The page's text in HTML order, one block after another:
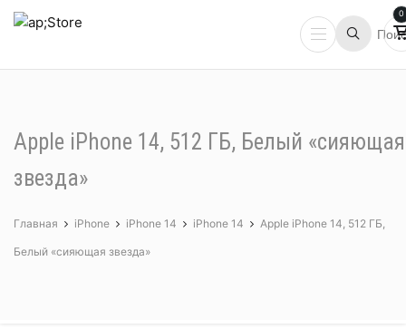
0
Apple iPhone 14, 512 ГБ, Белый «сияющая
звезда»
Главная iPhone iPhone 14 iPhone 14 Apple iPhone 14, 512 ГБ,
Белый «сияющая звезда»